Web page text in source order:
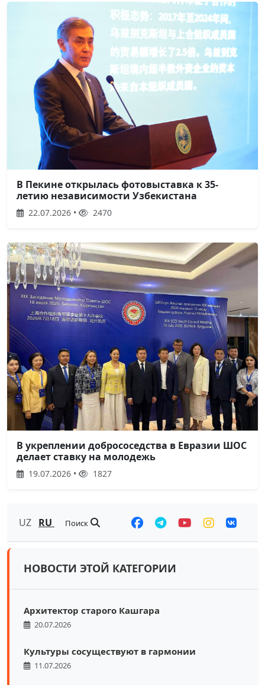
В Пекине открылась фотовыставка к 35-
летию независимости Узбекистана
22.07.2026 • 2470
В укреплении добрососедства в Евразии ШОС
делает ставку на молодежь
19.07.2026 • 1827
UZ RU Поиск
НОВОСТИ ЭТОЙ КАТЕГОРИИ
Архитектор старого Кашгара
20.07.2026
Культуры сосуществуют в гармонии
11.07.2026